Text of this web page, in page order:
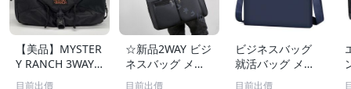
【美品】MYSTER
Y RANCH 3WAY
ブリーフケース
目前出價
☆新品2WAY ビジ
ネスバッグ メン
ズ 鞄 バッグ 黒
目前出價
ビジネスバッグ
就活バッグ メン
ズ ブリーフケー
目前出價